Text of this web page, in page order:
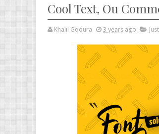
Cool Text, Ou
Khalil Gdoura 3 years ago